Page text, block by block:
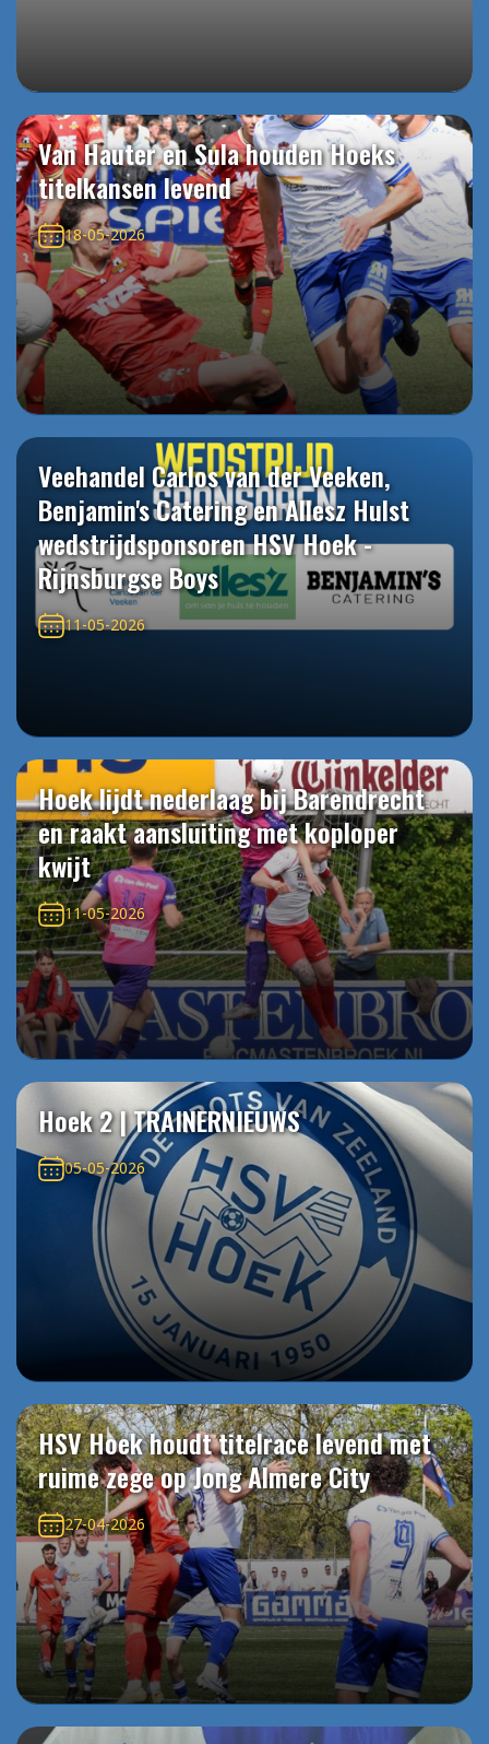
Van Hauter en Sula houden Hoeks
titelkansen levend
18-05-2026
Veehandel Carlos van der Veeken,
Benjamin's Catering en Allesz Hulst
wedstrijdsponsoren HSV Hoek -
Rijnsburgse Boys
11-05-2026
Hoek lijdt nederlaag bij Barendrecht
en raakt aansluiting met koploper
kwijt
11-05-2026
Hoek 2 | TRAINERNIEUWS
05-05-2026
HSV Hoek houdt titelrace levend met
ruime zege op Jong Almere City
27-04-2026